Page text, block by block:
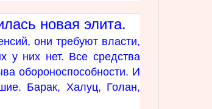
новая элита.
они требуют власти,
у них нет. Все средства
обороноспособности. И
Барак, Халуц, Голан,